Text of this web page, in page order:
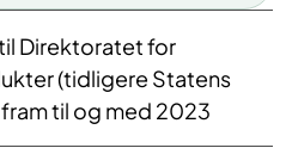
Direktoratet for
(tidligere Statens
til og med 2023